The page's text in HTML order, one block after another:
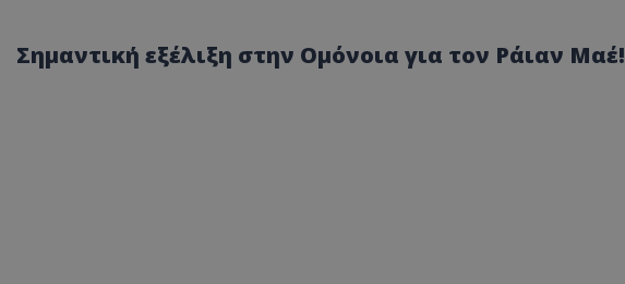
Σημαντική εξέλιξη στην Ομόνοια για τον Ράιαν Μαέ!